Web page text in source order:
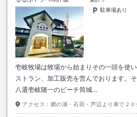
駐車場あり
壱岐牧場は牧場から始まりその一頭を使
ストラン、加工販売を営んでおります。
八選壱岐随一のビーチ筒城…
アクセス： 郷の浦・石田・芦辺より車で２０